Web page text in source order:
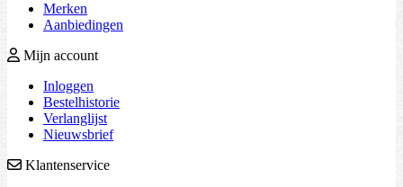
Merken
Aanbiedingen
Mijn account
Inloggen
Bestelhistorie
Verlanglijst
Nieuwsbrief
Klantenservice